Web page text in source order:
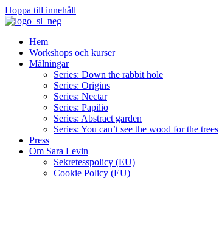
Hoppa till innehåll
Hem
Workshops och kurser
Målningar
Series: Down the rabbit hole
Series: Origins
Series: Nectar
Series: Papilio
Series: Abstract garden
Series: You can’t see the wood for the trees
Press
Om Sara Levin
Sekretesspolicy (EU)
Cookie Policy (EU)